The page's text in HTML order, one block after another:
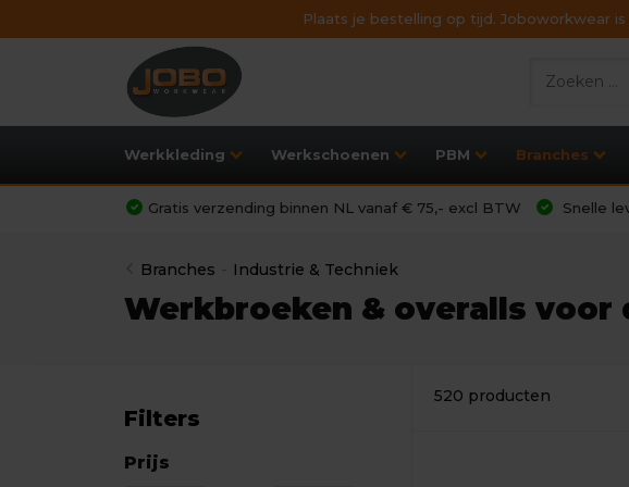
Plaats je bestelling op tijd. Joboworkwear is
Werkkleding Werkschoenen PBM Branches
Gratis verzending binnen NL vanaf € 75,- excl BTW Snelle
Branches Industrie & Techniek
Werkbroeken & overalls
Filters
Prijs
520 producten